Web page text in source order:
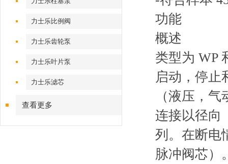
力士乐比例阀
力士乐齿轮泵
力士乐叶片泵
力士乐滤芯
查看更多
功能
概述
类型为 WP
启动，停止
（液压，
连接以径向
列。在断电
脉冲阀芯）